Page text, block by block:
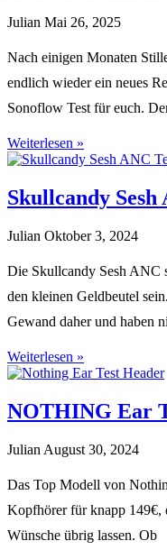
Julian Mai 26, 2025
Nach einigen Monaten
endlich wieder ein neues
Sonoflow Test für euch.
Weiterlesen »
Skullcandy Sesh
Julian Oktober 3, 2024
Die Skullcandy Sesh
den kleinen Geldbeutel
Gewand daher und haben
Weiterlesen »
NOTHING Ear
Julian August 30, 2024
Das Top Modell von
Kopfhörer für knapp 149€,
Wünsche übrig lassen. Ob